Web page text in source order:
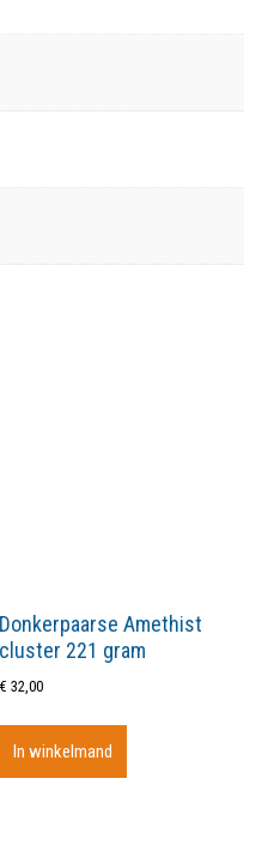
Donkerpaarse Amethist
cluster 221 gram
€ 32,00
In winkelmand